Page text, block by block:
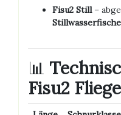
Fisu2 Still–
📊
Fisu2